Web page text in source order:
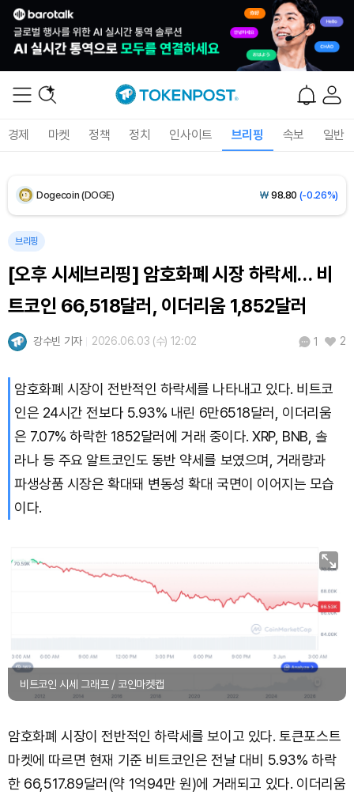
경제 마켓 정책 정치 인사이트 브리핑 속보 일반
Solana (SOL) ₩ 107,511(+1.33%)
Bitcoin (BTC) 91,410,538 (-0.06%)
브리핑
[오후 시세브리핑] 암호화폐 시장 하락세… 비
트코인 66,518달러, 이더리움 1,852달러
강수빈 기자 2026.06.03 (수) 12:02 1 2
암호화폐 시장이 전반적인 하락세를 나타내고 있다. 비트코
인은 24시간 전보다 5.93% 내린 6만6518달러, 이더리움
은 7.07% 하락한 1852달러에 거래 중이다. XRP, BNB, 솔
라나 등 주요 알트코인도 동반 약세를 보였으며, 거래량과
파생상품 시장은 확대돼 변동성 확대 국면이 이어지는 모습
이다.
비트코인 시세 그래프 / 코인마켓캡
암호화폐 시장이 전반적인 하락세를 보이고 있다. 토큰포스트
마켓에 따르면 현재 기준 비트코인은 전날 대비 5.93% 하락
한 66,517.89달러(약 1억94만 원)에 거래되고 있다. 이더리움